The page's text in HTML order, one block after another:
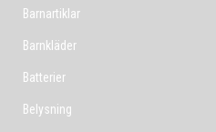
Barnartiklar
Barnkläder
Batterier
Belysning